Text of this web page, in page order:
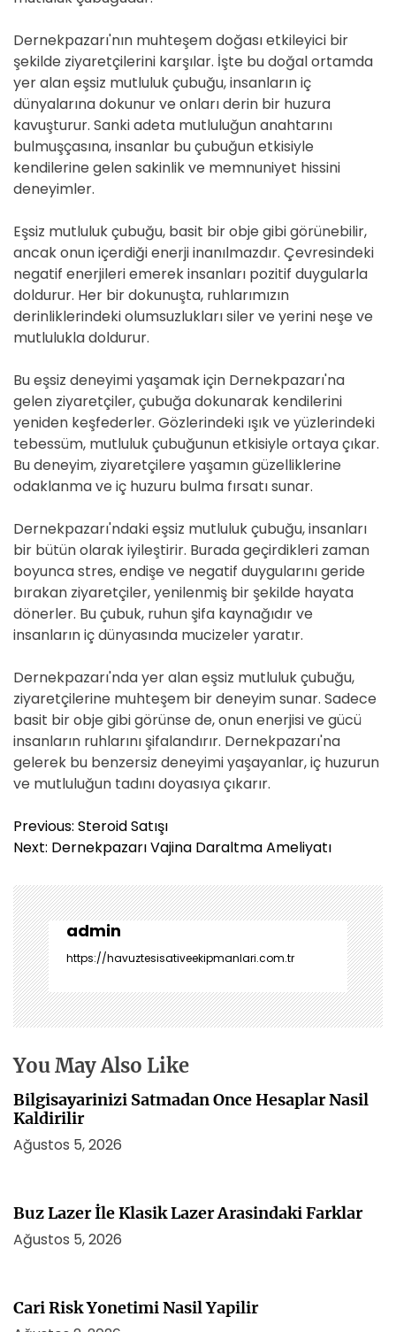
Dernekpazarı'nın muhteşem doğası etkileyici bir
şekilde ziyaretçilerini karşılar. İşte bu doğal ortamda
yer alan eşsiz mutluluk çubuğu, insanların iç
dünyalarına dokunur ve onları derin bir huzura
kavuşturur. Sanki adeta mutluluğun anahtarını
bulmuşçasına, insanlar bu çubuğun etkisiyle
kendilerine gelen sakinlik ve memnuniyet hissini
deneyimler.
Eşsiz mutluluk çubuğu, basit bir obje gibi görünebilir,
ancak onun içerdiği enerji inanılmazdır. Çevresindeki
negatif enerjileri emerek insanları pozitif duygularla
doldurur. Her bir dokunuşta, ruhlarımızın
derinliklerindeki olumsuzlukları siler ve yerini neşe ve
mutlulukla doldurur.
Bu eşsiz deneyimi yaşamak için Dernekpazarı'na
gelen ziyaretçiler, çubuğa dokunarak kendilerini
yeniden keşfederler. Gözlerindeki ışık ve yüzlerindeki
tebessüm, mutluluk çubuğunun etkisiyle ortaya çıkar.
Bu deneyim, ziyaretçilere yaşamın güzelliklerine
odaklanma ve iç huzuru bulma fırsatı sunar.
Dernekpazarı'ndaki eşsiz mutluluk çubuğu, insanları
bir bütün olarak iyileştirir. Burada geçirdikleri zaman
boyunca stres, endişe ve negatif duygularını geride
bırakan ziyaretçiler, yenilenmiş bir şekilde hayata
dönerler. Bu çubuk, ruhun şifa kaynağıdır ve
insanların iç dünyasında mucizeler yaratır.
Dernekpazarı'nda yer alan eşsiz mutluluk çubuğu,
ziyaretçilerine muhteşem bir deneyim sunar. Sadece
basit bir obje gibi görünse de, onun enerjisi ve gücü
insanların ruhlarını şifalandırır. Dernekpazarı'na
gelerek bu benzersiz deneyimi yaşayanlar, iç huzurun
ve mutluluğun tadını doyasıya çıkarır.
Y
a
ı
g
e
z
i
n
m
s
i
Previous: Steroid Satışı
Next: Dernekpazarı Vajina Daraltma Ameliyatı
admin
https://havuztesisativeekipmanlari.com.tr
You May Also Like
Bilgisayarinizi Satmadan Once Hesaplar Nasil
Kaldirilir
Ağustos 5, 2026
Buz Lazer İle Klasik Lazer Arasindaki Farklar
Ağustos 5, 2026
Cari Risk Yonetimi Nasil Yapilir